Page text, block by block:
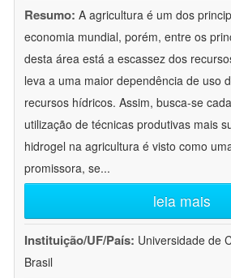
Resumo: A agricultura é um dos
economia mundial, porém, entre os
desta área está a escassez dos
leva a uma maior dependência de uso
recursos hídricos. Assim, busca-se
utilização de técnicas produtivas mais
hidrogel na agricultura é visto como
promissora, se...
leia mais
Instituição/UF/País: Universidade de
Brasil